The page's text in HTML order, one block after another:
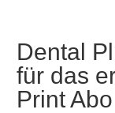
Dental
für das
Print Abo